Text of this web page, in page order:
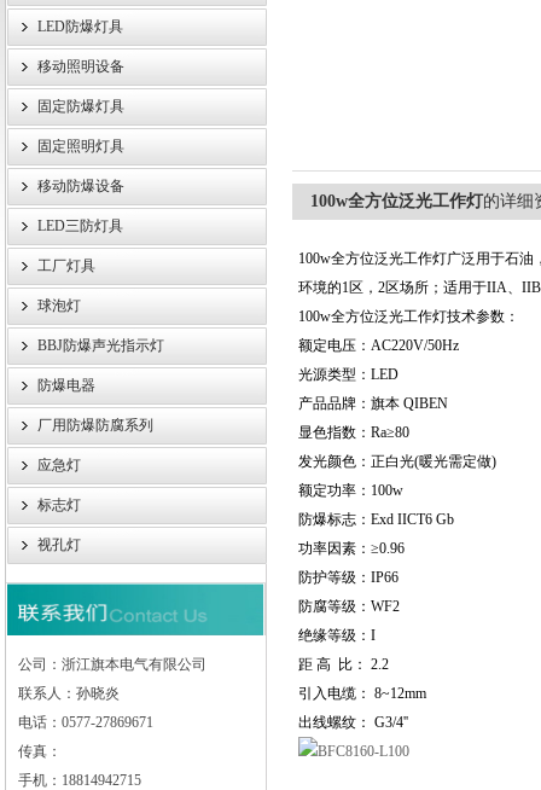
浙江旗本电气有限公司
LED防爆灯具
移动照明设备
固定防爆灯具
固定照明灯具
移动防爆设备
LED三防灯具
工厂灯具
球泡灯
BBJ防爆声光指示灯
防爆电器
厂用防爆防腐系列
应急灯
标志灯
视孔灯
公司：浙江旗本电气有限公司
联系人：孙晓炎
电话：0577-27869671
传真：
手机：18814942715
100w全方位泛光工作灯的详细
100w全方位泛光工作灯广泛用于石
环境的1区，2区场所；适用于IIA、
100w全方位泛光工作灯技术参数：
额定电压：AC220V/50Hz
光源类型：LED
产品品牌：旗本 QIBEN
显色指数：Ra≥80
发光颜色：正白光(暖光需定做)
额定功率：100w
防爆标志：Exd IICT6 Gb
功率因素：≥0.96
防护等级：IP66
防腐等级：WF2
绝缘等级：I
距 高 比： 2.2
引入电缆： 8~12mm
出线螺纹： G3/4''